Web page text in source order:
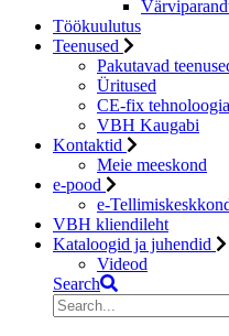
Töökuulutus
Teenused
Pakutavad
Üritused
CE-fix
VBH Kaugabi
Kontaktid
Meie meeskond
e-pood
e-
VBH kliendileht
Kataloogid ja juhendid
Videod
Search